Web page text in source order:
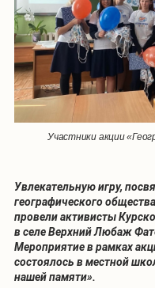
Участники акции
Увлекательную игру,
географического
провели активисты
в селе Верхний Любаж
Мероприятие в рамках
состоялось в местной
нашей памяти».